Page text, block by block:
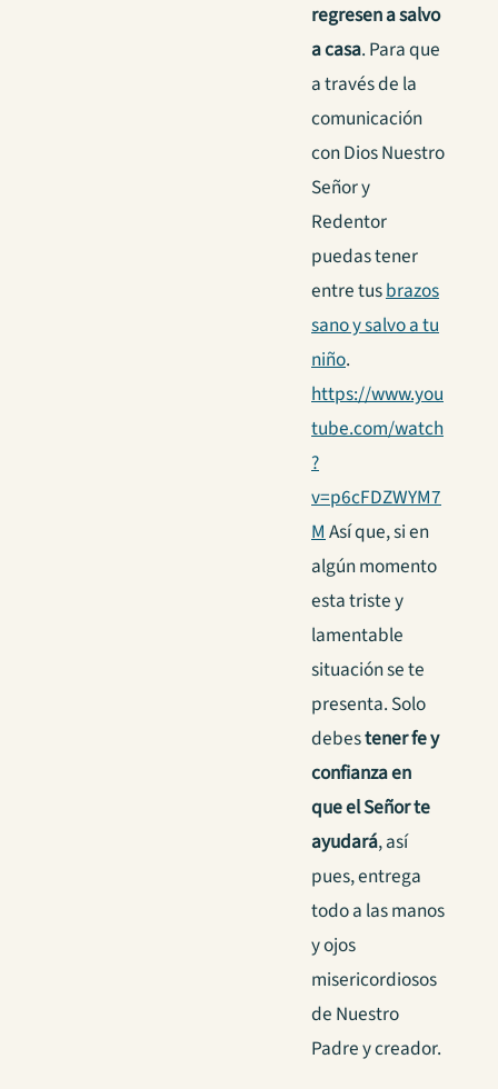
regresen a salvo
a casa. Para que
a través de la
comunicación
con Dios Nuestro
Señor y
Redentor
puedas tener
entre tusbrazos
sano y salvo a tu
niño.
https://www.you
tube.com/watch
?
v=p6cFDZWYM7
MAsí que, si en
algún momento
esta triste y
lamentable
situación se te
presenta. Solo
debestener fe y
confianza en
que el Señor te
ayudará, así
pues, entrega
todo a las manos
y ojos
misericordiosos
de Nuestro
Padre y creador.